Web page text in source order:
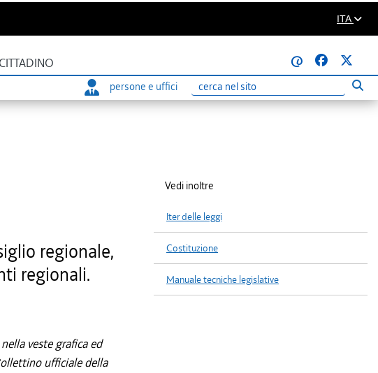
ITA
@
persone e uffici
Ricerca
regionale,
regionali.
veste grafica ed
ufficiale della
Vedi inoltre
Iter delle leggi
Costituzione
Manuale tecniche legislative